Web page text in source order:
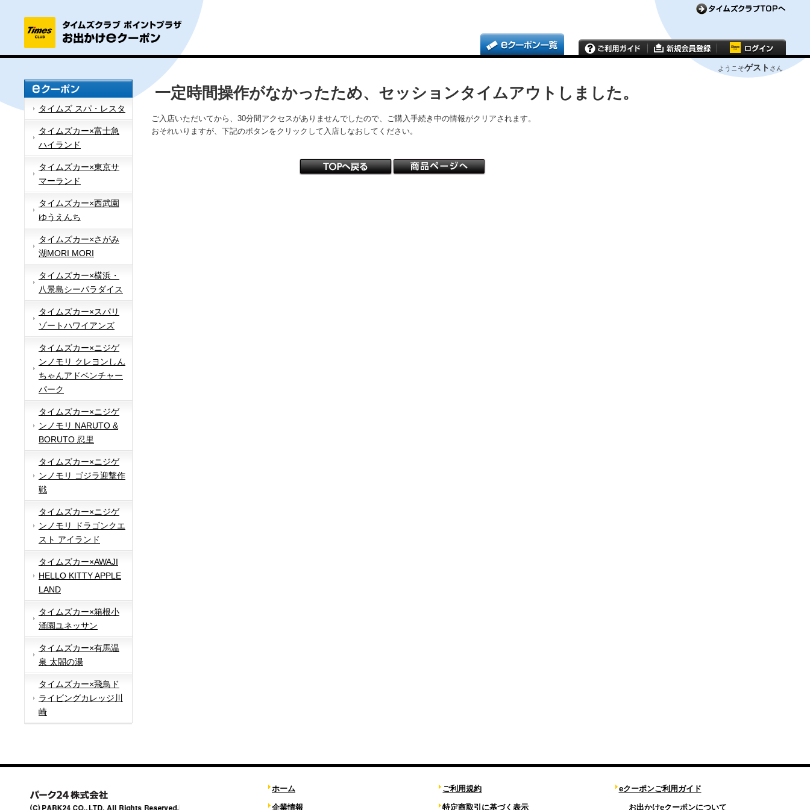
ようこそゲスト さん
タイムズ スパ・レスタ
タイムズカー×富士急
ハイランド
タイムズカー×東京サ
マーランド
タイムズカー×西武園
ゆうえんち
タイムズカー×さがみ
湖MORI MORI
タイムズカー×横浜・
八景島シーパラダイス
タイムズカー×スパリ
ゾートハワイアンズ
タイムズカー×ニジゲ
ンノモリ クレヨンしん
ちゃんアドベンチャー
パーク
タイムズカー×ニジゲ
ンノモリ NARUTO &
BORUTO 忍里
タイムズカー×ニジゲ
ンノモリ ゴジラ迎撃作
戦
タイムズカー×ニジゲ
ンノモリ ドラゴンクエ
スト アイランド
タイムズカー×AWAJI
HELLO KITTY APPLE
LAND
タイムズカー×箱根小
涌園ユネッサン
タイムズカー×有馬温
泉 太閤の湯
タイムズカー×飛鳥ド
ライビングカレッジ川
崎
一定時間操作がなかったため、セッションタイムアウトしました。
ご入店いただいてから、30分間アクセスがありませんでしたので、ご購入手続き中の情報がクリアされます。
おそれいりますが、下記のボタンをクリックして入店しなおしてください。
ホーム
企業情報
ご利用規約
特定商取引に基づく表示
eクーポンご利用ガイド
お出かけeクーポンについて